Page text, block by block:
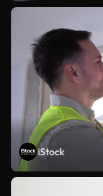
iStock